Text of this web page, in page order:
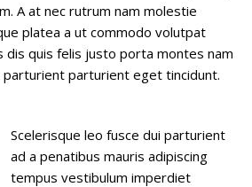
A at nec rutrum nam molestie
platea a ut commodo volutpat
dis quis felis justo porta montes nam
parturient eget tincidunt.
Scelerisque leo fusce dui parturient
ad a penatibus mauris adipiscing
tempus vestibulum imperdiet